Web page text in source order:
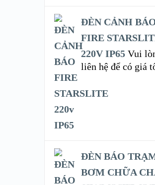
ĐÈN CẢNH
FIRE
220V IP65 Vui
liên hệ để có giá
ĐÈN BÁO
BƠM CHỮA